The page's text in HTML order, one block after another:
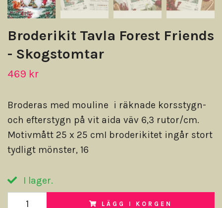
Broderikit Tavla Forest Friends
- Skogstomtar
469 kr
Broderas med mouline i räknade korsstygn-
och efterstygn på vit aida väv 6,3 rutor/cm.
Motivmått 25 x 25 cmI broderikitet ingår stort
tydligt mönster, 16
I lager.
LÄGG I KORGEN